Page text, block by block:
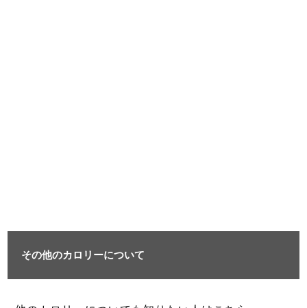
その他のカロリーについて